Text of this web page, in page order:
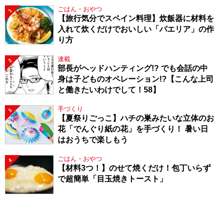
1 ごはん・おやつ
【旅行気分でスペイン料理】炊飯器に材料を
入れて炊くだけでおいしい「パエリア」の作
り方
2 連載
部長がヘッドハンティング!? でも会話の中
身は子どものオペレーション!?【こんな上司
と働きたいわけでして！58】
3 手づくり
【夏祭りごっこ】ハチの巣みたいな立体のお
花「でんぐり紙の花」を手づくり！ 暑い日
はおうちで楽しもう
4 ごはん・おやつ
【材料3つ！】のせて焼くだけ！包丁いらず
で超簡単「目玉焼きトースト」